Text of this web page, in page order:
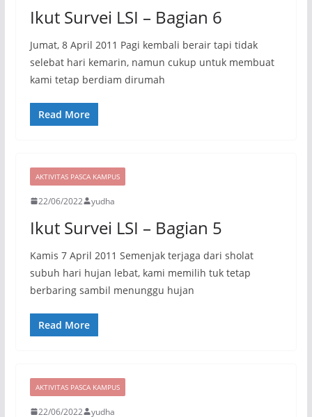
Ikut Survei LSI – Bagian 6
Jumat, 8 April 2011 Pagi kembali berair tapi tidak
selebat hari kemarin, namun cukup untuk membuat
kami tetap berdiam dirumah
Read More
AKTIVITAS PASCA KAMPUS
22/06/2022 yudha
Ikut Survei LSI – Bagian 5
Kamis 7 April 2011 Semenjak terjaga dari sholat
subuh hari hujan lebat, kami memilih tuk tetap
berbaring sambil menunggu hujan
Read More
AKTIVITAS PASCA KAMPUS
22/06/2022 yudha